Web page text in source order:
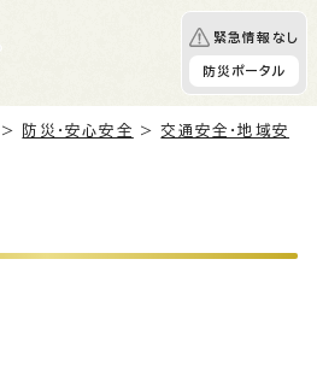
緊急情報なし
防災ポータル
> 防災・安心安全 >交通安全・地域安